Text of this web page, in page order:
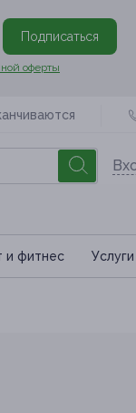
Подписаться
оферты
и фитнес Услуги